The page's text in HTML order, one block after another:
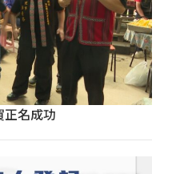
名成功